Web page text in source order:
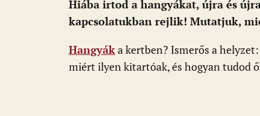
e
b
o
o
er at
s
A
p
d
di
t
ai
l
t za
m
e
g
Hiába irtod a hangyákat, újra és
kapcsolatukban rejlik! Mutatjuk,
Hangyáka kertben? Ismerős a
miért ilyen kitartóak, és hogyan tudod